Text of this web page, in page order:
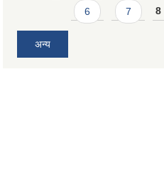
6 7 8
अन्य